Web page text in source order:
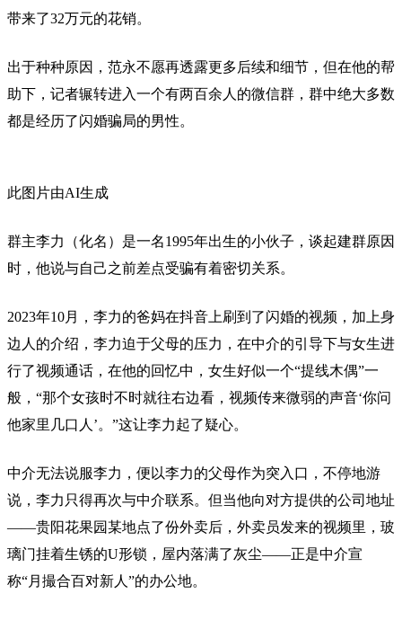
带来了32万元的花销。
出于种种原因，范永不愿再透露更多后续和细节，但在他的帮
助下，记者辗转进入一个有两百余人的微信群，群中绝大多数
都是经历了闪婚骗局的男性。
此图片由AI生成
群主李力（化名）是一名1995年出生的小伙子，谈起建群原因
时，他说与自己之前差点受骗有着密切关系。
2023年10月，李力的爸妈在抖音上刷到了闪婚的视频，加上身
边人的介绍，李力迫于父母的压力，在中介的引导下与女生进
行了视频通话，在他的回忆中，女生好似一个“提线木偶”一
般，“那个女孩时不时就往右边看，视频传来微弱的声音‘你问
他家里几口人’。”这让李力起了疑心。
中介无法说服李力，便以李力的父母作为突入口，不停地游
说，李力只得再次与中介联系。但当他向对方提供的公司地址
——贵阳花果园某地点了份外卖后，外卖员发来的视频里，玻
璃门挂着生锈的U形锁，屋内落满了灰尘——正是中介宣
称“月撮合百对新人”的办公地。